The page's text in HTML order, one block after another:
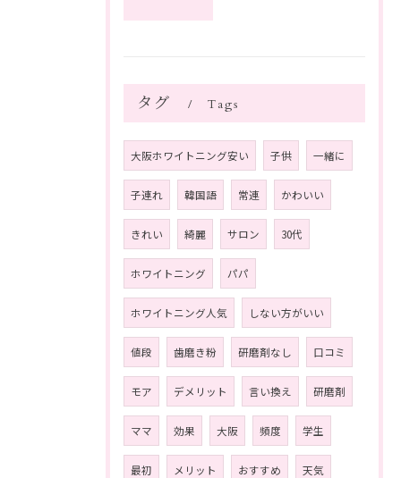
タグ Tags
大阪ホワイトニング安い 子供 一緒に
子連れ 韓国語 常連 かわいい
きれい 綺麗 サロン 30代
ホワイトニング パパ
ホワイトニング人気 しない方がいい
値段 歯磨き粉 研磨剤なし 口コミ
モア デメリット 言い換え 研磨剤
ママ 効果 大阪 頻度 学生
最初 メリット おすすめ 天気